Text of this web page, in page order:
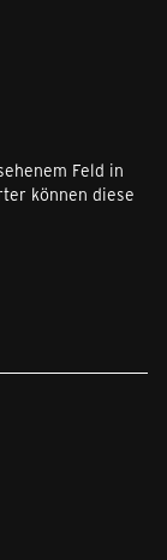
Feld in
können diese